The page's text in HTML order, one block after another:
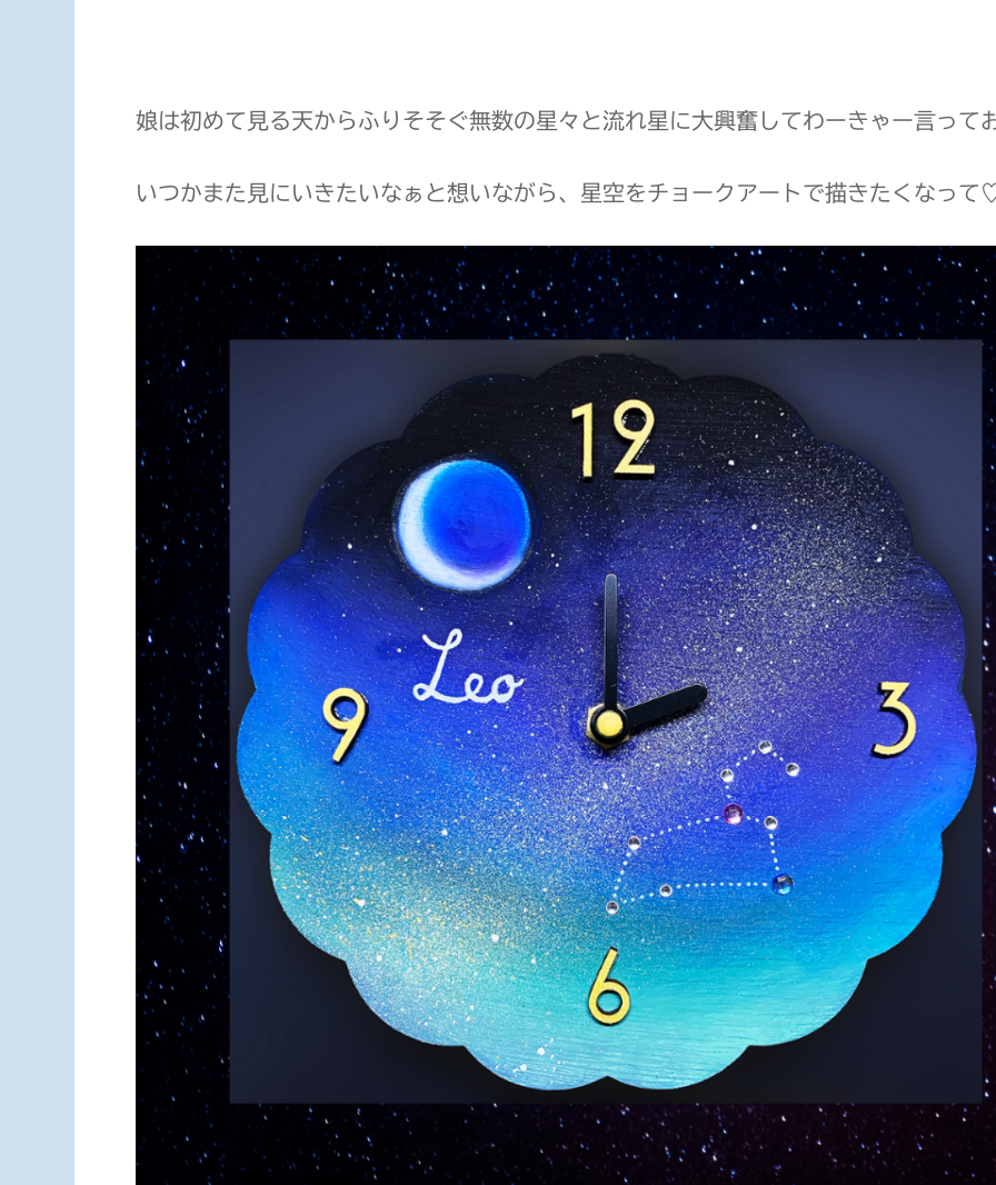
娘は初めて見る天からふりそそぐ無数の星々と流れ星に大興奮してわーきゃー言って
いつかまた見にいきたいなぁと想いながら、星空をチョークアートで描きたくなって